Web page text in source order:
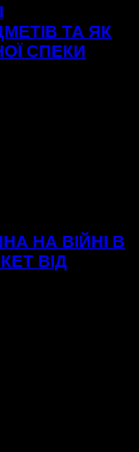
ТА ЯК
СПЕКИ
НА ВІЙНІ В
ВІД